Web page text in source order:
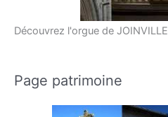
Découvrez l'orgue de JOINVILLE
Page patrimoine